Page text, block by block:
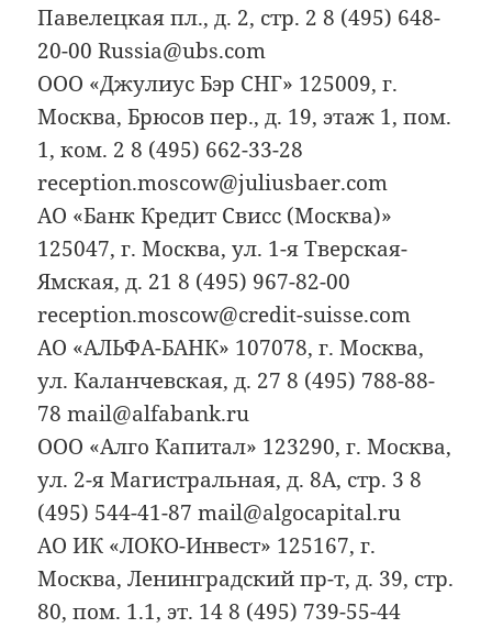
Павелецкая пл., д. 2, стр. 2 8 (495) 648-
20-00 Russia@ubs.com
ООО «Джулиус Бэр СНГ» 125009, г.
Москва, Брюсов пер., д. 19, этаж 1, пом.
1, ком. 2 8 (495) 662-33-28
reception.moscow@juliusbaer.com
АО «Банк Кредит Свисс (Москва)»
125047, г. Москва, ул. 1-я Тверская-
Ямская, д. 21 8 (495) 967-82-00
reception.moscow@credit-suisse.com
АО «АЛЬФА-БАНК» 107078, г. Москва,
ул. Каланчевская, д. 27 8 (495) 788-88-
78 mail@alfabank.ru
ООО «Алго Капитал» 123290, г. Москва,
ул. 2-я Магистральная, д. 8А, стр. 3 8
(495) 544-41-87 mail@algocapital.ru
АО ИК «ЛОКО-Инвест» 125167, г.
Москва, Ленинградский пр-т, д. 39, стр.
80, пом. 1.1, эт. 14 8 (495) 739-55-44